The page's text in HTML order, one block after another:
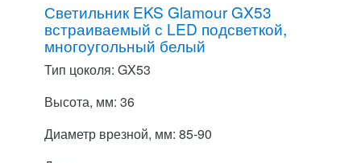
Светильник EKS Glamour GX53
встраиваемый с LED подсветкой,
многоугольный белый
Тип цоколя: GX53
Высота, мм: 36
Диаметр врезной, мм: 85-90